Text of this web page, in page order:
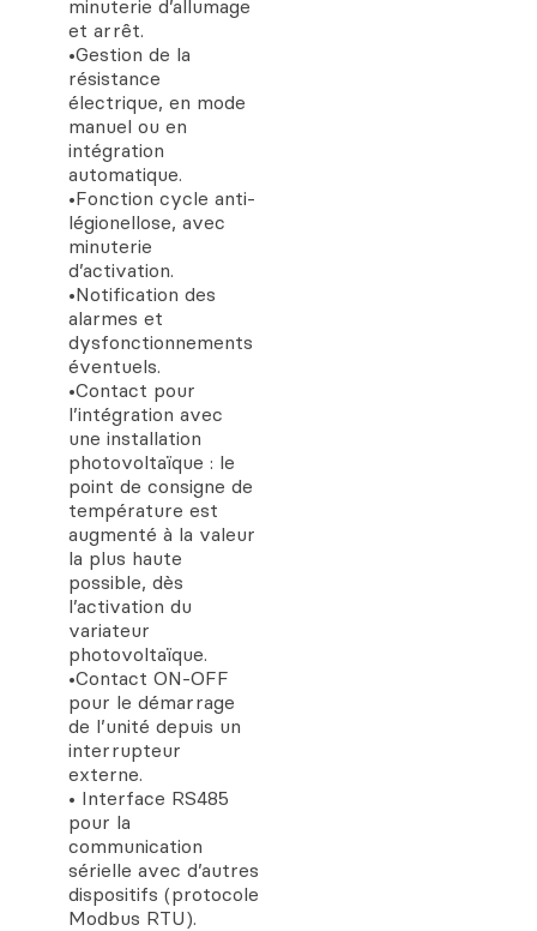
minuterie d’allumage
et arrêt.
•Gestion de la
résistance
électrique, en mode
manuel ou en
intégration
automatique.
•Fonction cycle anti-
légionellose, avec
minuterie
d’activation.
•Notification des
alarmes et
dysfonctionnements
éventuels.
•Contact pour
l’intégration avec
une installation
photovoltaïque : le
point de consigne de
température est
augmenté à la valeur
la plus haute
possible, dès
l’activation du
variateur
photovoltaïque.
•Contact ON-OFF
pour le démarrage
de l’unité depuis un
interrupteur
externe.
• Interface RS485
pour la
communication
sérielle avec d’autres
dispositifs (protocole
Modbus RTU).